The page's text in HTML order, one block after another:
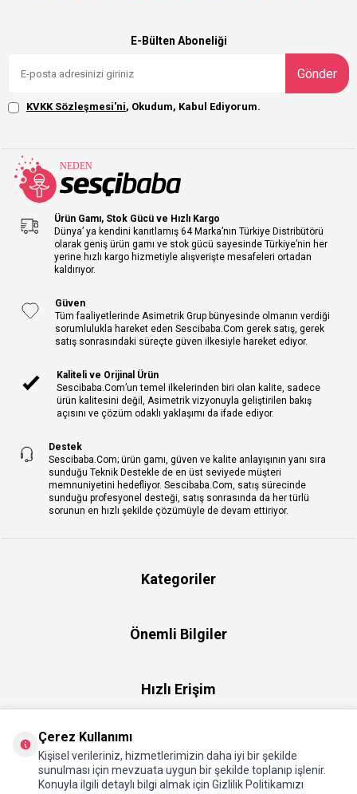
E-Bülten Aboneliği
Gönder
KVKK Sözleşmesi'ni, Okudum, Kabul Ediyorum.
Ürün Gamı, Stok Gücü ve Hızlı Kargo
Dünya’ ya kendini kanıtlamış 64 Marka’nın Türkiye Distribütörü
olarak geniş ürün gamı ve stok gücü sayesinde Türkiye’nin her
yerine hızlı kargo hizmetiyle alışverişte mesafeleri ortadan
kaldırıyor.
Güven
Tüm faaliyetlerinde Asimetrik Grup bünyesinde olmanın verdiği
sorumlulukla hareket eden Sescibaba.Com gerek satış, gerek
satış sonrasındaki süreçte güven ilkesiyle hareket ediyor.
Kaliteli ve Orijinal Ürün
Sescibaba.Com’un temel ilkelerinden biri olan kalite, sadece
ürün kalitesini değil, Asimetrik vizyonuyla geliştirilen bakış
açısını ve çözüm odaklı yaklaşımı da ifade ediyor.
Destek
Sescibaba.Com; ürün gamı, güven ve kalite anlayışının yanı sıra
sunduğu Teknik Destekle de en üst seviyede müşteri
memnuniyetini hedefliyor. Sescibaba.Com, satış sürecinde
sunduğu profesyonel desteği, satış sonrasında da her türlü
sorunun en hızlı şekilde çözümüyle de devam ettiriyor.
Kategoriler
Önemli Bilgiler
Hızlı Erişim
Çerez Kullanımı
Kişisel verileriniz, hizmetlerimizin daha iyi bir şekilde
sunulması için mevzuata uygun bir şekilde toplanıp işlenir.
Konuyla ilgili detaylı bilgi almak için Gizlilik Politikamızı